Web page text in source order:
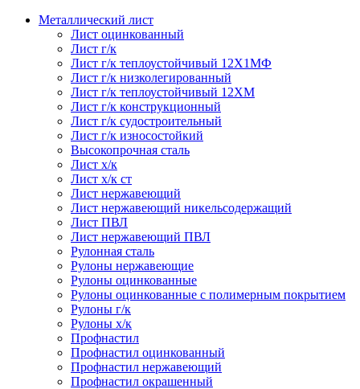
Металлический лист
Лист оцинкованный
Лист г/к
Лист г/к теплоустойчивый 12Х1МФ
Лист г/к низколегированный
Лист г/к теплоустойчивый 12ХМ
Лист г/к конструкционный
Лист г/к судостроительный
Лист г/к износостойкий
Высокопрочная сталь
Лист х/к
Лист х/к ст
Лист нержавеющий
Лист нержавеющий никельсодержащий
Лист ПВЛ
Лист нержавеющий ПВЛ
Рулонная сталь
Рулоны нержавеющие
Рулоны оцинкованные
Рулоны оцинкованные с полимерным покрытием
Рулоны г/к
Рулоны х/к
Профнастил
Профнастил оцинкованный
Профнастил нержавеющий
Профнастил окрашенный